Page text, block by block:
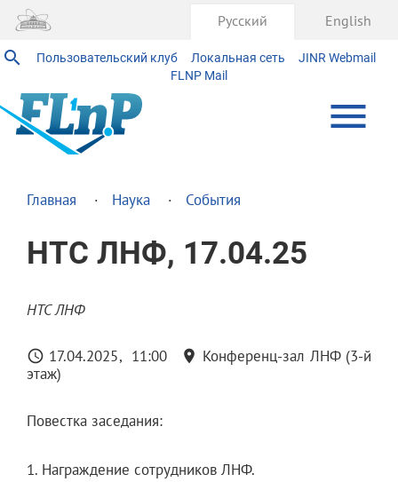
Пользовательский клуб Локальная сеть
JINR Webmail
FLNP Mail
Русский English
Главная Наука События
НТС ЛНФ, 17.04.25
НТС ЛНФ
17.04.2025 11:00
Конференц-зал ЛНФ (3-й
этаж)
Повестка заседания:
1. Награждение сотрудников ЛНФ.